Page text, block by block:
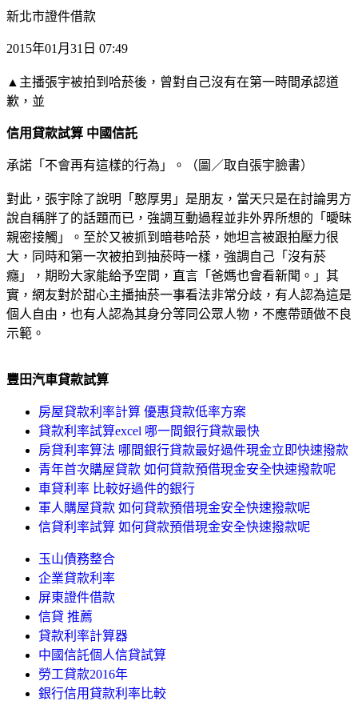
新北市證件借款
2015年01月31日 07:49
▲主播張宇被拍到哈菸後，曾對自己沒有在第一時間承認道
歉，並
信用貸款試算 中國信託
承諾「不會再有這樣的行為」。（圖／取自張宇臉書）
對此，張宇除了說明「憨厚男」是朋友，當天只是在討論男方
說自稱胖了的話題而已，強調互動過程並非外界所想的「曖昧
親密接觸」。至於又被抓到暗巷哈菸，她坦言被跟拍壓力很
大，同時和第一次被拍到抽菸時一樣，強調自己「沒有菸
癮」，期盼大家能給予空間，直言「爸媽也會看新聞。」其
實，網友對於甜心主播抽菸一事看法非常分歧，有人認為這是
個人自由，也有人認為其身分等同公眾人物，不應帶頭做不良
示範。
豐田汽車貸款試算
房屋貸款利率計算 優惠貸款低率方案
貸款利率試算excel 哪一間銀行貸款最快
房貸利率算法 哪間銀行貸款最好過件現金立即快速撥款
青年首次購屋貸款 如何貸款預借現金安全快速撥款呢
車貸利率 比較好過件的銀行
軍人購屋貸款 如何貸款預借現金安全快速撥款呢
信貸利率試算 如何貸款預借現金安全快速撥款呢
玉山債務整合
企業貸款利率
屏東證件借款
信貸 推薦
貸款利率計算器
中國信託個人信貸試算
勞工貸款2016年
銀行信用貸款利率比較